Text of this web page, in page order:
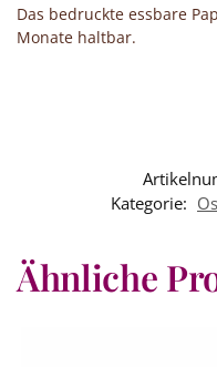
Das bedruckte essbare
Monate haltbar.
Kategorie:
Ähnliche